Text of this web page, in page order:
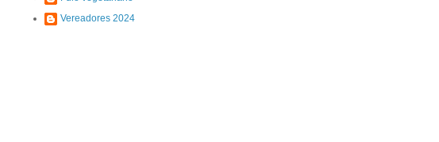
Vereadores 2024